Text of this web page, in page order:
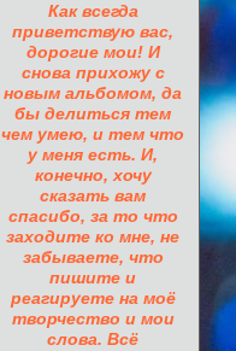
Как всегда
приветствую вас,
дорогие мои! И
снова прихожу с
новым альбомом, да
бы делиться тем
чем умею, и тем что
у меня есть. И,
конечно, хочу
сказать вам
спасибо, за то что
заходите ко мне, не
забываете, что
пишите и
реагируете на моё
творчество и мои
слова. Всё